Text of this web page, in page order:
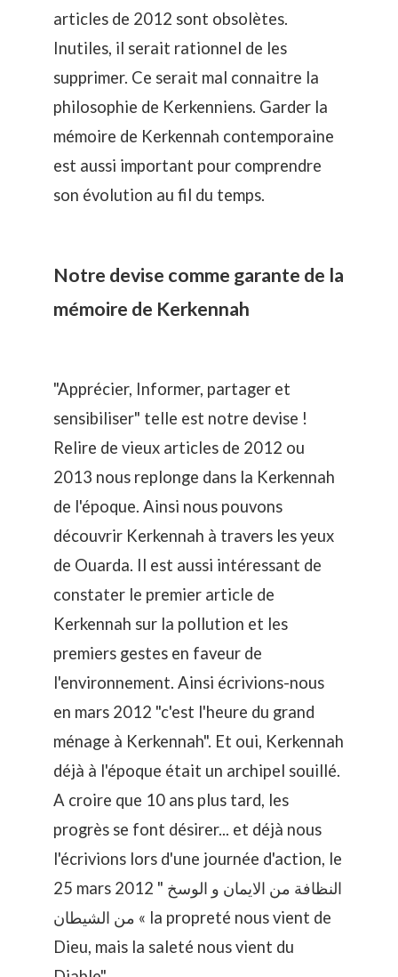
articles de 2012 sont obsolètes.
Inutiles, il serait rationnel de les
supprimer. Ce serait mal connaitre la
philosophie de Kerkenniens. Garder la
mémoire de Kerkennah contemporaine
est aussi important pour comprendre
son évolution au fil du temps.
Notre devise comme garante de la
mémoire de Kerkennah
"Apprécier, Informer, partager et
sensibiliser" telle est notre devise !
Relire de vieux articles de 2012 ou
2013 nous replonge dans la Kerkennah
de l'époque. Ainsi nous pouvons
découvrir Kerkennah à travers les yeux
de Ouarda. Il est aussi intéressant de
constater le premier article de
Kerkennah sur la pollution et les
premiers gestes en faveur de
l'environnement. Ainsi écrivions-nous
en mars 2012 "c'est l'heure du grand
ménage à Kerkennah". Et oui, Kerkennah
déjà à l'époque était un archipel souillé.
A croire que 10 ans plus tard, les
progrès se font désirer... et déjà nous
l'écrivions lors d'une journée d'action, le
25 mars 2012 " النظافة من الايمان و الوسخ
من الشيطان « la propreté nous vient de
Dieu, mais la saleté nous vient du